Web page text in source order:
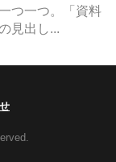
つ一つ。「資料
見出し...